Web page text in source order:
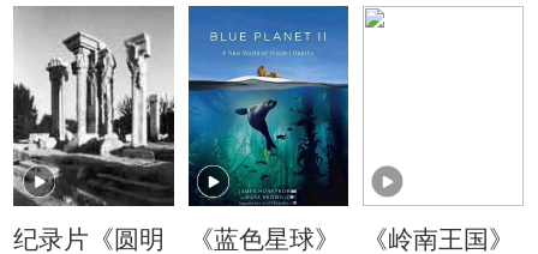
纪录片《圆明
《蓝色星球》
《岭南王国》